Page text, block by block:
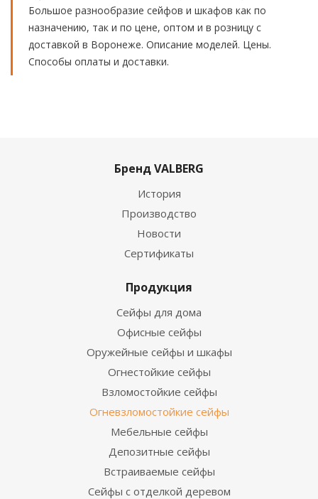
Большое разнообразие сейфов и шкафов как по
назначению, так и по цене, оптом и в розницу с
доставкой в Воронеже. Описание моделей. Цены.
Способы оплаты и доставки.
Бренд VALBERG
История
Производство
Новости
Сертификаты
Продукция
Сейфы для дома
Офисные сейфы
Оружейные сейфы и шкафы
Огнестойкие сейфы
Взломостойкие сейфы
Огневзломостойкие сейфы
Мебельные сейфы
Депозитные сейфы
Встраиваемые сейфы
Сейфы с отделкой деревом